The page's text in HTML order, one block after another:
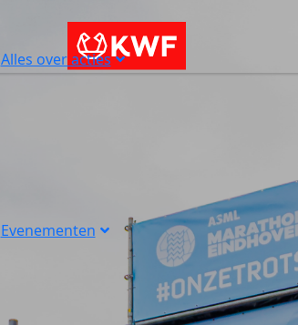
Alles over acties
Evenementen